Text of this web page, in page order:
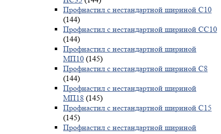
Профнастил с нестандартной шириной С10
(144)
Профнастил с нестандартной шириной СС10
(144)
Профнастил с нестандартной шириной
МП10 (145)
Профнастил с нестандартной шириной С8
(144)
Профнастил с нестандартной шириной
МП18 (145)
Профнастил с нестандартной шириной С15
(145)
Профнастил с нестандартной шириной